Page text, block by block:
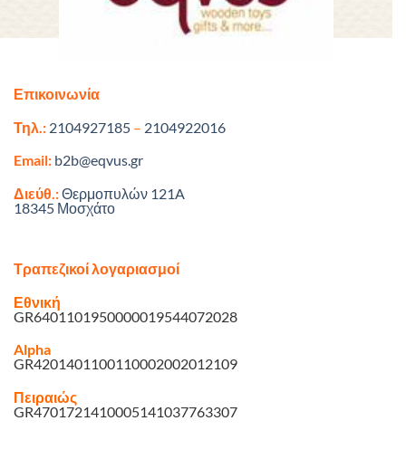
Επικοινωνία
Τηλ.: 2104927185 – 2104922016
Email: b2b@eqvus.gr
Διεύθ.:Θερμοπυλών 121A
18345 Μοσχάτο
Τραπεζικοί λογαριασμοί
Εθνική
GR6401101950000019544072028
Alpha
GR4201401100110002002012109
Πειραιώς
GR4701721410005141037763307